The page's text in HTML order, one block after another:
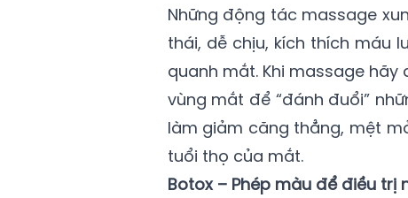
Những động tác massage
thái, dễ chịu, kích thích máu
quanh mắt. Khi massage
vùng mắt để “đánh đuổi”
làm giảm căng thẳng, mệt
tuổi thọ của mắt.
Botox – Phép màu để điều trị